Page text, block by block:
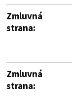
Zmluvná
strana:
Zmluvná
strana: